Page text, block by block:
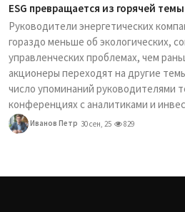
ESG превращается из горячей
Руководители энергетических
гораздо меньше об экологических,
управленческих проблемах, чем
акционеры переходят на другие
число упоминаний руководителями
конференциях с аналитиками и
Иванов Петр 30 сен, 25 829